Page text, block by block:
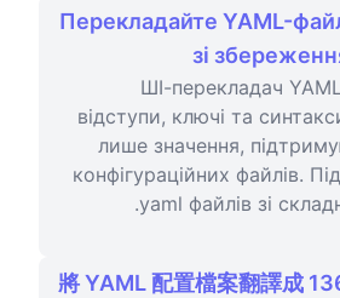
Перекладайте YAML-
зі
ШІ-перекладач
відступи, ключі та
лише значення,
конфігураційних файлів.
.yaml файлів зі
將 YAML 配置檔案翻譯成